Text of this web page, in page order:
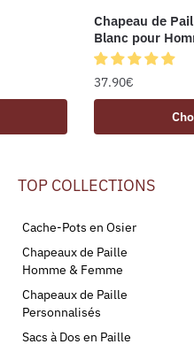
Chapeau de
Blanc pour
37.90€
TOP COLLECTIONS
Cache-Pots en Osier
Chapeaux de Paille
Homme & Femme
Chapeaux de Paille
Personnalisés
Sacs à Dos en Paille